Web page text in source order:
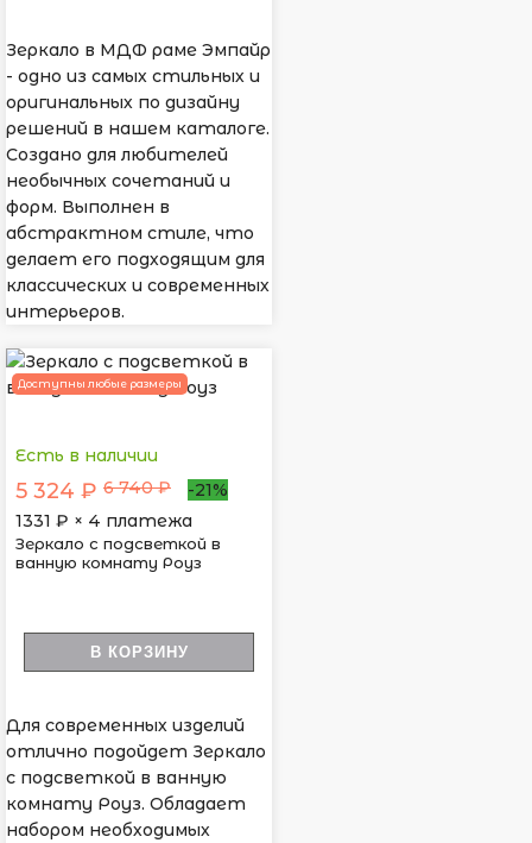
Зеркало в МДФ раме Эмпайр
- одно из самых стильных и
оригинальных по дизайну
решений в нашем каталоге.
Создано для любителей
необычных сочетаний и
форм. Выполнен в
абстрактном стиле, что
делает его подходящим для
классических и современных
интерьеров.
Доступны любые размеры
Есть в наличии
5 324 ₽ 6 740 ₽
-21%
1331 ₽ × 4 платежа
Зеркало с подсветкой в
ванную комнату Роуз
В КОРЗИНУ
Для современных изделий
отлично подойдет Зеркало
с подсветкой в ванную
комнату Роуз. Обладает
набором необходимых